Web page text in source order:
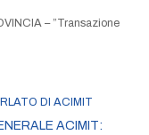
– ”Transazione
DI ACIMIT
ACIMIT: